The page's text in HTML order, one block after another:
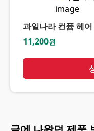
과일나라 컨퓸 헤
11,200원